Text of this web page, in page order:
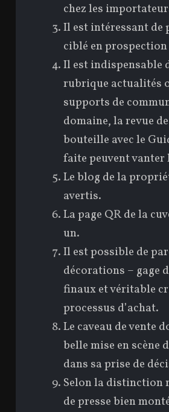
chez les
Il est intéressant de
ciblé en
Il est indispensable
rubrique actualités
supports de
domaine, la revue
bouteille avec le
faite peuvent vanter
Le blog de la
avertis.
La page QR de la
un.
Il est possible de
décorations – gage
finaux et véritable
processus d’achat.
Le caveau de vente
belle mise en scène
dans sa prise de
Selon la distinction
de presse bien